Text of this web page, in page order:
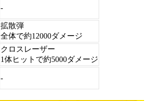
-
拡散弾
全体で約12000ダメージ
クロスレーザー
1体ヒットで約5000ダメージ
-